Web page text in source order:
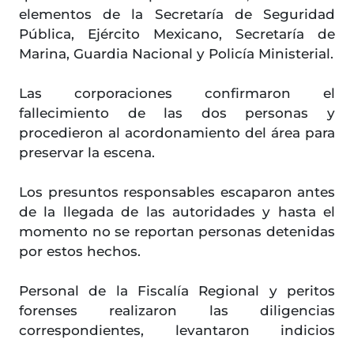
elementos de la Secretaría de Seguridad
Pública, Ejército Mexicano, Secretaría de
Marina, Guardia Nacional y Policía Ministerial.
Las corporaciones confirmaron el
fallecimiento de las dos personas y
procedieron al acordonamiento del área para
preservar la escena.
Los presuntos responsables escaparon antes
de la llegada de las autoridades y hasta el
momento no se reportan personas detenidas
por estos hechos.
Personal de la Fiscalía Regional y peritos
forenses realizaron las diligencias
correspondientes, levantaron indicios